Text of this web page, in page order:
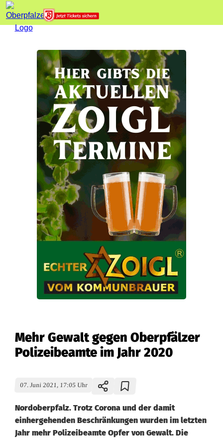
Mehr Gewalt gegen Oberpfälzer
Polizeibeamte im Jahr 2020
07. Juni 2021, 17:05 Uhr
Nordoberpfalz. Trotz Corona und der damit
einhergehenden Beschränkungen wurden im letzten
Jahr mehr Polizeibeamte Opfer von Gewalt. Die